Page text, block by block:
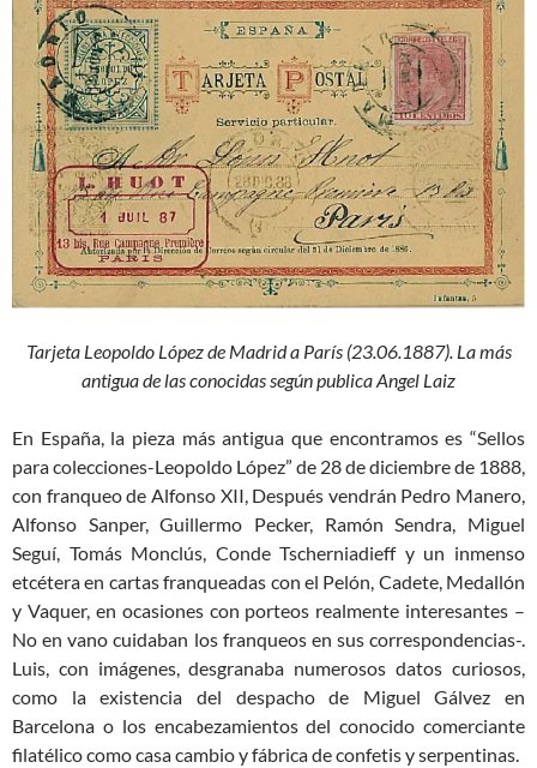
Tarjeta Leopoldo López de Madrid a París (23.06.1887). La más
antigua de las conocidassegún publica Angel Laiz
En España, la pieza más antigua que encontramos es “Sellos
para colecciones-Leopoldo López” de 28 de diciembre de 1888,
con franqueo de Alfonso XII, Después vendrán Pedro Manero,
Alfonso Sanper, Guillermo Pecker, Ramón Sendra, Miguel
Seguí, Tomás Monclús, Conde Tscherniadieff y un inmenso
etcétera en cartas franqueadas con el Pelón, Cadete, Medallón
y Vaquer, en ocasiones con porteos realmente interesantes –
No en vano cuidaban los franqueos en sus correspondencias-.
Luis, con imágenes, desgranaba numerosos datos curiosos,
como la existencia del despacho de Miguel Gálvez en
Barcelona o los encabezamientos del conocido comerciante
filatélico como casa cambio y fábrica de confetis y serpentinas.